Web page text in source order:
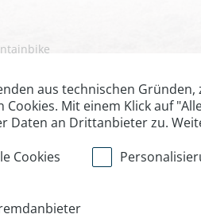
bis in die
aus technischen
Cookies. Mit einem Klick auf
Daten an Drittanbieter zu.
Cookies